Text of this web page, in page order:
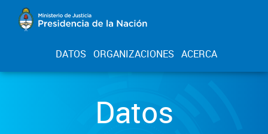
DATOS ORGANIZACIONES ACERCA
Datos